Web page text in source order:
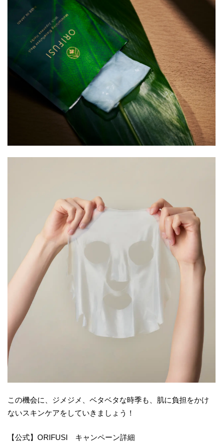
この機会に、ジメジメ、ベタベタな時季も、肌に負担をかけ
ないスキンケアをしていきましょう！
【公式】ORIFUSI キャンペーン詳細